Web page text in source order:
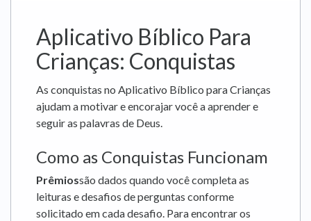
Aplicativo Bíblico Para
Crianças: Conquistas
As conquistas no Aplicativo Bíblico para Crianças
ajudam a motivar e encorajar você a aprender e
seguir as palavras de Deus.
Como as Conquistas Funcionam
Prêmiossão dados quando você completa as
leituras e desafios de perguntas conforme
solicitado em cada desafio. Para encontrar os